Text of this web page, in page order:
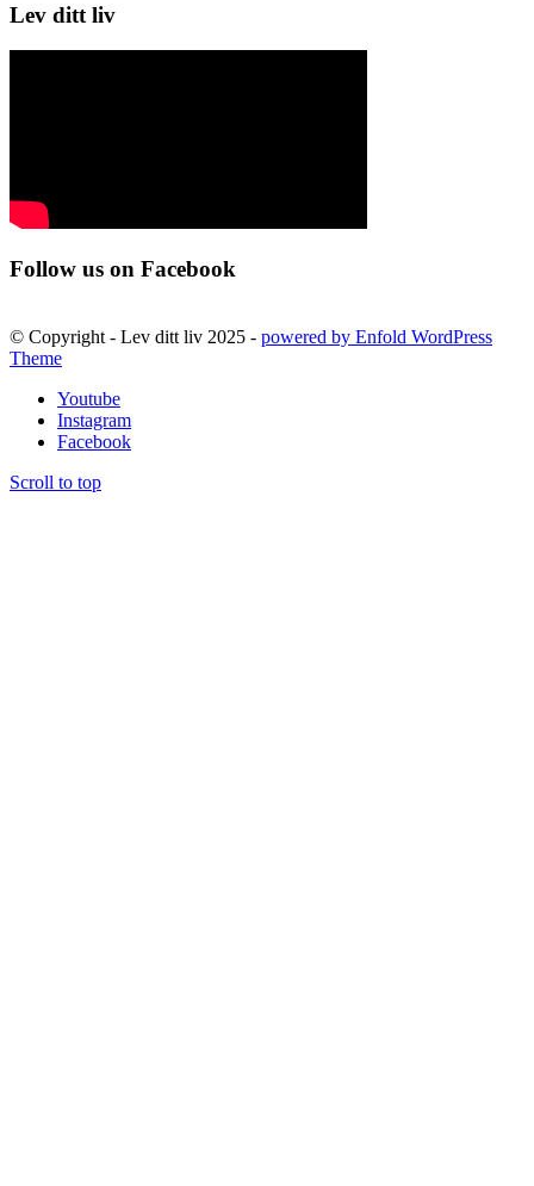
Lev ditt liv
Follow us on Facebook
© Copyright - Lev ditt liv 2025 - powered by Enfold WordPress
Theme
Youtube
Instagram
Facebook
Scroll to top